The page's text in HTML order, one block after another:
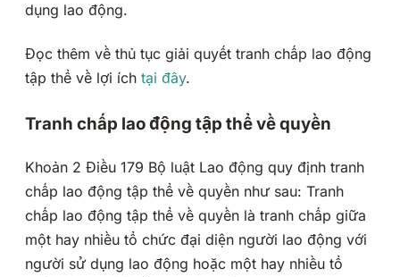
dụng lao động.
Đọc thêm về thủ tục giải quyết tranh chấp lao động
tập thể về lợi ích tại đây.
Tranh chấp lao động tập thể về quyền
Khoản 2 Điều 179 Bộ luật Lao động quy định tranh
chấp lao động tập thể về quyền như sau: Tranh
chấp lao động tập thể về quyền là tranh chấp giữa
một hay nhiều tổ chức đại diện người lao động với
người sử dụng lao động hoặc một hay nhiều tổ